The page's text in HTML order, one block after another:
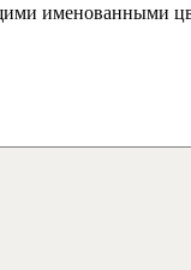
именованными